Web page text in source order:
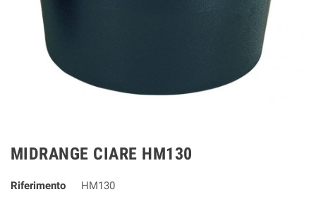
MIDRANGE CIARE HM130
Riferimento
HM130